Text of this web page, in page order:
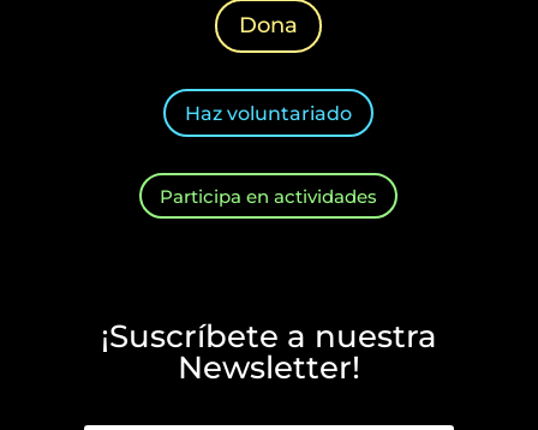
Dona
Haz voluntariado
Participa en actividades
¡Suscríbete a nuestra
Newsletter!